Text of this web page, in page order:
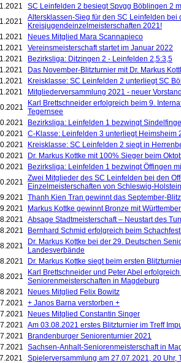
SC Leinfelden 2 besiegt Spvgg Böblingen 2
Altersklassen-Sieg für den SC Leinfelden bei
Kreisjugendeinzelmeisterschaften 2021!
Neues Mitglied Mara Scannapieco
Vereinsmeisterschaft startet im Januar 2022
Bezirksliga: Ditzingen 2 - Leinfelden 2,5:3,5
Das November-Blitzturnier mit Dr. Markus
Kreisklasse: SC Leinfelden 2 unterliegt SC
Mitgliederversammlung 2021 - neuer
Karl Brettschneider erfolgreich beim 9.
Tegernsee
Bezirksliga: Leinfelden 1 bezwingt
C-Klasse: Leinfelden 3 unterliegt Heimsheim
Kreisklasse: SC Leinfelden 2 siegt in
Dr. Markus Kottke mit 100% Sieger beim
Bezirksliga: Leinfelden 1 bezwingt Öffingen
Zwei Mitglieder des SC Leinfelden bei den
Einzelmeisterschaften von Schleswig-
Thanh Kien Tran gewinnt das September-
Markus Kottke gewinnt Bronze mit
Absage Stadtmeisterschaft – Neustart des
Bernhard Schmid erfolgreich beim
Dr. Markus Kottke bei der 29. Deutschen
Landesverbände
Dr. Markus Kottke siegt beim ersten
Karl Brettschneider und Peter Abel
Seniorenmeisterschaften in Magdeburg
Neues Mitglied Felix Bowitz
+ Janos Barna verstorben +
Neues Mitglied Constantin Singer
Am 03.08.2021 erstes Blitzturnier im Treff
Brandenburger Seniorenturnier 2021
Sachsen-Anhalt-Seniorenmeisterschaft in
Spielerversammlung am 27.07.2021, 20 Uhr,